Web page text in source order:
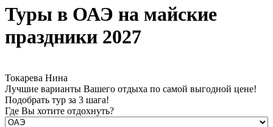
Туры в ОАЭ на майские
праздники 2027
Токарева Нина
Лучшие варианты Вашего отдыха по самой выгодной цене!
Подобрать тур за 3 шага!
Где Вы хотите отдохнуть?